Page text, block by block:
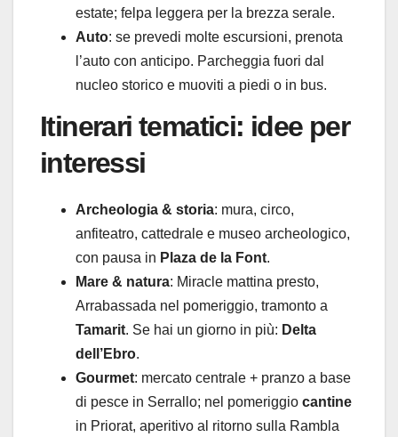
estate; felpa leggera per la brezza serale.
Auto: se prevedi molte escursioni, prenota
l’auto con anticipo. Parcheggia fuori dal
nucleo storico e muoviti a piedi o in bus.
Itinerari tematici: idee per
interessi
Archeologia & storia: mura, circo,
anfiteatro, cattedrale e museo archeologico,
con pausa in Plaza de la Font.
Mare & natura: Miracle mattina presto,
Arrabassada nel pomeriggio, tramonto a
Tamarit. Se hai un giorno in più: Delta
dell’Ebro.
Gourmet: mercato centrale + pranzo a base
di pesce in Serrallo; nel pomeriggio cantine
in Priorat, aperitivo al ritorno sulla Rambla